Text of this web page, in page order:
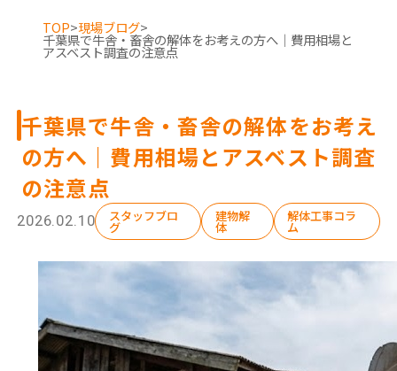
選ばれる理由
解体工事の流れ
TOP>現場ブログ>
千葉県で牛舎・畜舎の解体をお考えの方へ｜費用相場と
アスベスト調査の注意点
千葉県で牛舎・畜舎の解体をお考え
の方へ｜費用相場とアスベスト調査
の注意点
2026.02.10 スタッフブロ
グ
建物解
体
解体工事コラ
ム